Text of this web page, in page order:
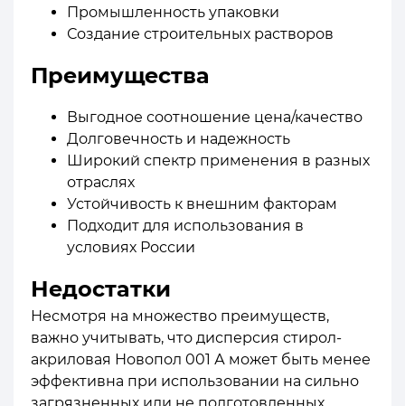
Промышленность упаковки
Создание строительных растворов
Преимущества
Выгодное соотношение цена/качество
Долговечность и надежность
Широкий спектр применения в разных
отраслях
Устойчивость к внешним факторам
Подходит для использования в
условиях России
Недостатки
Несмотря на множество преимуществ,
важно учитывать, что дисперсия стирол-
акриловая Новопол 001 А может быть менее
эффективна при использовании на сильно
загрязненных или не подготовленных